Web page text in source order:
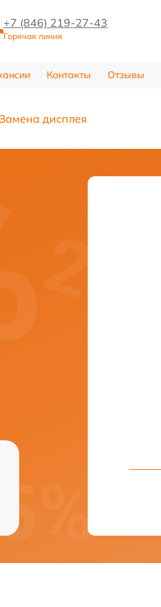
+7 (846) 219-27-43
Горячая линия
Контакты Отзывы
дисплея